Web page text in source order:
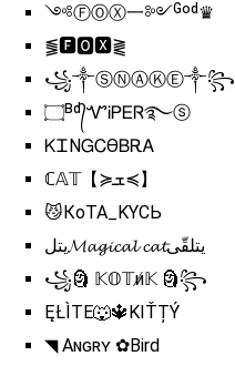
༺ⒻⓄⓍ一༻ᴳᵒᵈ♛
⪓🅵🅾🆇⪔
꧁༒ⓈⓃⒶⓀⒺ༒꧂
۝ᴮᵈ᭄ᏉᎥᏢᎬᏒ࿐ⓢ
ᏦᏆΝᏀᏟϴᏴᎡᎪ
ℂ𝔸𝕋【≽ܫ≼】
😼КоTA_KYСЬ
يتل𝓜𝓪𝓰𝓲𝓬𝓪𝓵 𝓬𝓪𝓽يتلقّى
꧁🗿 𝕂𝕆𝕋и̸𝕂 🗿꧂
ĘŁÌTE🐺🔱KIŤȚÝ
◥ Aɴɢʀʏ ✿Bird